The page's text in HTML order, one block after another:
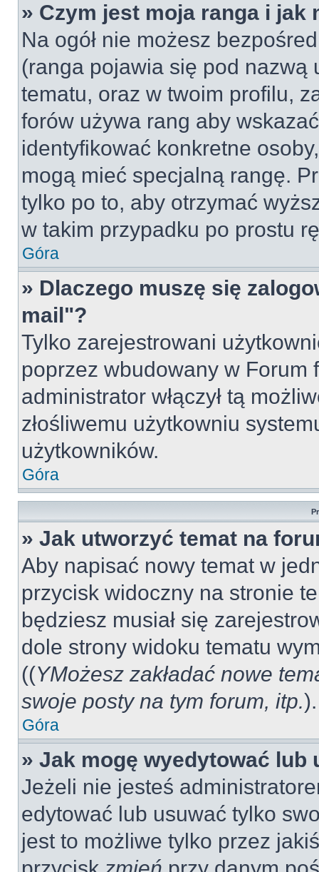
» Czym jest moja ranga i jak
Na ogół nie możesz
(ranga pojawia się pod
tematu, oraz w twoim profilu,
forów używa rang aby
identyfikować konkretne
mogą mieć specjalną rangę.
tylko po to, aby otrzymać
w takim przypadku po prostu
Góra
» Dlaczego muszę się
mail"?
Tylko zarejestrowani
poprzez wbudowany w Forum
administrator włączył tą
złośliwemu użytkowniu
użytkowników.
Góra
» Jak utworzyć temat na
Aby napisać nowy temat w
przycisk widoczny na stronie
będziesz musiał się
dole strony widoku tematu
((YMożesz zakładać nowe
swoje posty na tym forum, itp.).
Góra
» Jak mogę wyedytować lub
Jeżeli nie jesteś
edytować lub usuwać tylko
jest to możliwe tylko przez